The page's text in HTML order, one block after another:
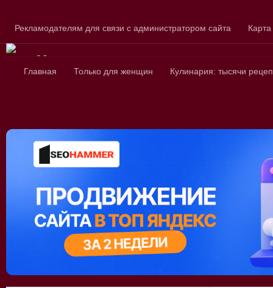
Рекламодателям для связи с администратором сайта
Сайт для
Главная Только для женщин Кулинария: тысячи